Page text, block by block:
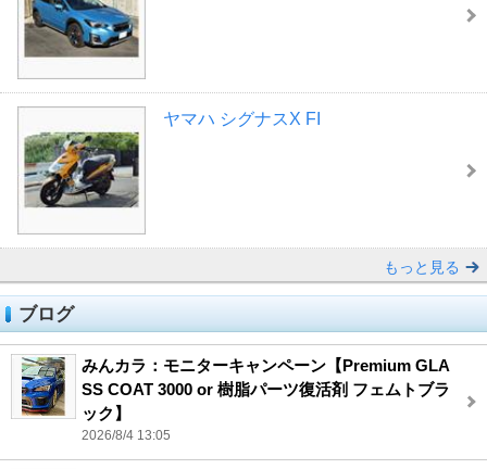
ヤマハ シグナスX FI
もっと見る
ブログ
みんカラ：モニターキャンペーン【Premium GLA
SS COAT 3000 or 樹脂パーツ復活剤 フェムトブラ
ック】
2026/8/4 13:05